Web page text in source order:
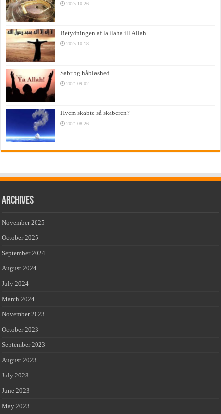
2025-10-26
Betydningen af la ilaha ill Allah
2025-10-18
Sabr og håbløshed
2024-09-02
Hvem skabte så skaberen?
2024-08-26
Archives
November 2025
October 2025
September 2024
August 2024
July 2024
March 2024
November 2023
October 2023
September 2023
August 2023
July 2023
June 2023
May 2023